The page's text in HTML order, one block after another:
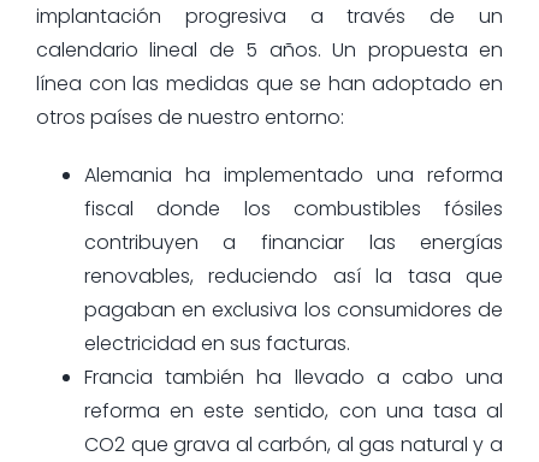
implantación progresiva a través de un
calendario lineal de 5 años. Un propuesta en
línea con las medidas que se han adoptado en
otros países de nuestro entorno:
Alemania ha implementado una reforma
fiscal donde los combustibles fósiles
contribuyen a financiar las energías
renovables, reduciendo así la tasa que
pagaban en exclusiva los consumidores de
electricidad en sus facturas.
Francia también ha llevado a cabo una
reforma en este sentido, con una tasa al
CO2 que grava al carbón, al gas natural y a